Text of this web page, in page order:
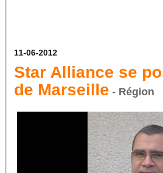
11-06-2012
Star Alliance se
de Marseille - Région